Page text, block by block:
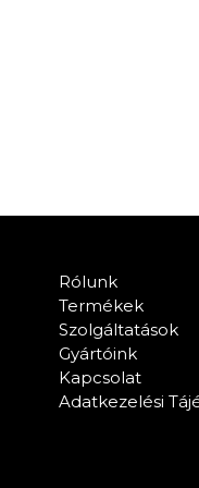
Rólunk
Termékek
Szolgáltatások
Gyártóink
Kapcsolat
Adatkezelési